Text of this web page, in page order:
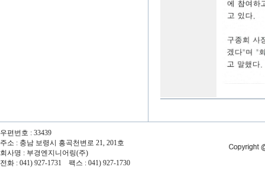
우편번호 : 33439
주소 : 충남 보령시 흥곡천변로 21, 201호
회사명 : 부경엔지니어링(주)
전화 : 041) 927-1731 팩스 : 041) 927-1730